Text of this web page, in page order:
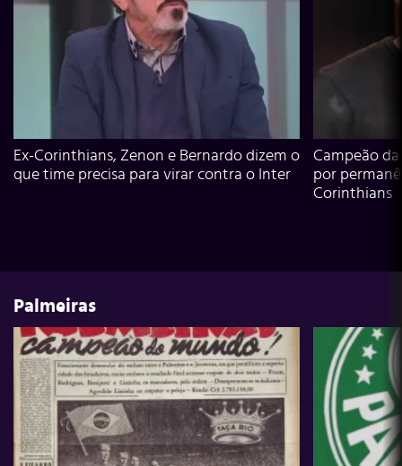
Ex-Corinthians, Zenon e Bernardo dizem o
que time precisa para virar contra o Inter
Campeão
por
Corinthians
Palmeiras